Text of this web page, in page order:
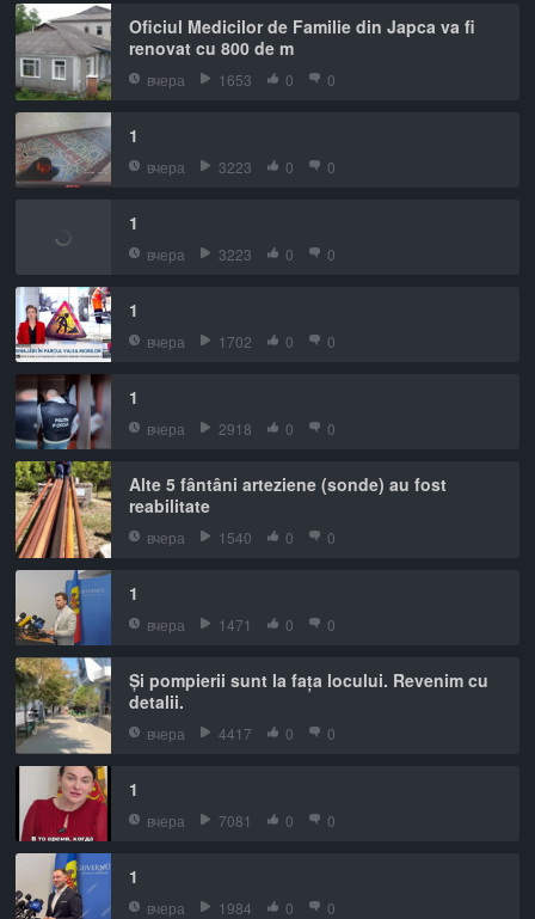
Oficiul Medicilor de Familie din Japca va fi
renovat cu 800 de m
вчера 1653 0 0
1
вчера 3223 0 0
1
вчера 3223 0 0
1
вчера 1702 0 0
1
вчера 2918 0 0
Alte 5 fântâni arteziene (sonde) au fost
reabilitate
вчера 1540 0 0
1
вчера 1471 0 0
Și pompierii sunt la fața locului. Revenim cu
detalii.
вчера 4417 0 0
1
вчера 7081 0 0
1
вчера 1984 0 0